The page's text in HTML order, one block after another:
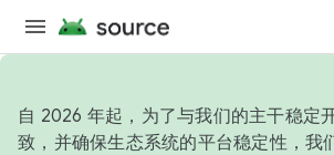
自 2026 年起，为了与我们的主干稳定
致，并确保生态系统的平台稳定性，我